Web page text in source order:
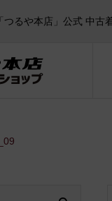
るや本店」公式 中古